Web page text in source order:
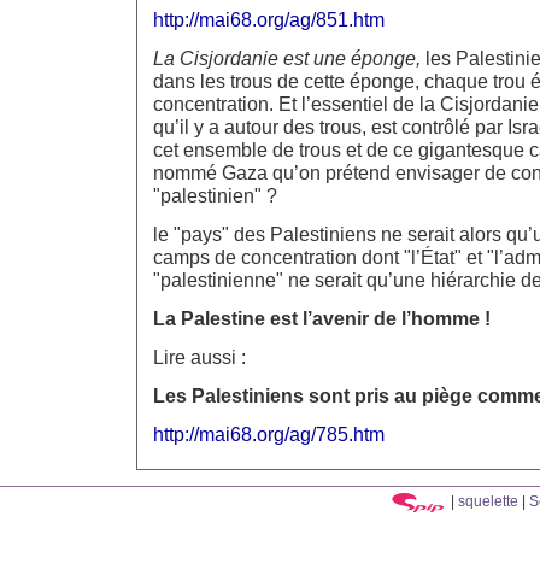
http://mai68.org/ag/851.htm
La Cisjordanie est une éponge, les
dans les trous de cette éponge, chaque trou
concentration. Et l’essentiel de la
qu’il y a autour des trous, est contrôlé par
cet ensemble de trous et de ce gigantesque
nommé Gaza qu’on prétend envisager de
"palestinien" ?
le "pays" des Palestiniens ne serait alors
camps de concentration dont "l’État" et
"palestinienne" ne serait qu’une hiérarchie
La Palestine est l’avenir de l’homme !
Lire aussi :
Les Palestiniens sont pris au piège
http://mai68.org/ag/785.htm
| squelette |